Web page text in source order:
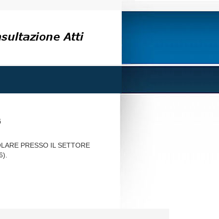
PRESSO IL SETTORE